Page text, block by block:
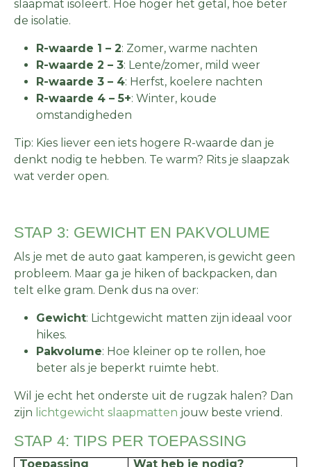
slaapmat isoleert. Hoe hoger het getal, hoe beter
de isolatie.
R-waarde 1 – 2: Zomer, warme nachten
R-waarde 2 – 3: Lente/zomer, mild weer
R-waarde 3 – 4: Herfst, koelere nachten
R-waarde 4 – 5+: Winter, koude
omstandigheden
Tip: Kies liever een iets hogere R-waarde dan je
denkt nodig te hebben. Te warm? Rits je slaapzak
wat verder open.
STAP 3: GEWICHT EN PAKVOLUME
Als je met de auto gaat kamperen, is gewicht geen
probleem. Maar ga je hiken of backpacken, dan
telt elke gram. Denk dus na over:
Gewicht: Lichtgewicht matten zijn ideaal voor
hikes.
Pakvolume: Hoe kleiner op te rollen, hoe
beter als je beperkt ruimte hebt.
Wil je echt het onderste uit de rugzak halen? Dan
zijn lichtgewicht slaapmatten jouw beste vriend.
STAP 4: TIPS PER TOEPASSING
Toepassing Wat heb je nodig?